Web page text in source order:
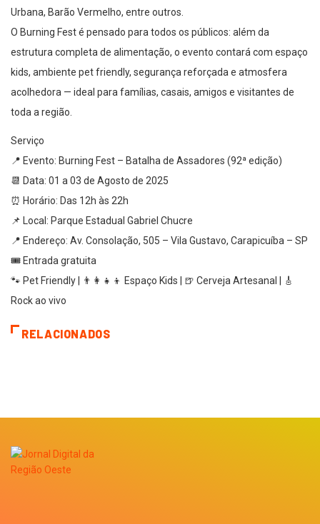
Urbana, Barão Vermelho, entre outros.
O Burning Fest é pensado para todos os públicos: além da
estrutura completa de alimentação, o evento contará com espaço
kids, ambiente pet friendly, segurança reforçada e atmosfera
acolhedora — ideal para famílias, casais, amigos e visitantes de
toda a região.
Serviço
📍 Evento: Burning Fest – Batalha de Assadores (92ª edição)
📆 Data: 01 a 03 de Agosto de 2025
⏰ Horário: Das 12h às 22h
📌 Local: Parque Estadual Gabriel Chucre
📍 Endereço: Av. Consolação, 505 – Vila Gustavo, Carapicuíba – SP
🎟 Entrada gratuita
🐾 Pet Friendly | 👨‍👩‍👧‍👦 Espaço Kids | 🍺 Cerveja Artesanal | 🎸
Rock ao vivo
RELACIONADOS